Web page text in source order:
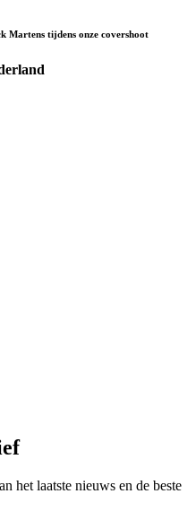
Martens tijdens onze covershoot
het laatste nieuws en de beste